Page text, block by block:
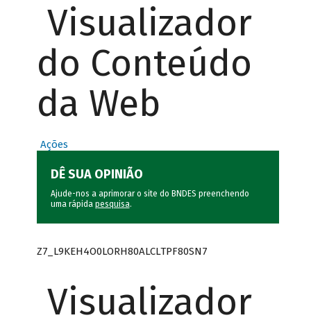
Visualizador
do Conteúdo
da Web
Ações
DÊ SUA OPINIÃO
Ajude-nos a aprimorar o site do BNDES preenchendo
uma rápida pesquisa.
Z7_L9KEH4O0LORH80ALCLTPF80SN7
Visualizador